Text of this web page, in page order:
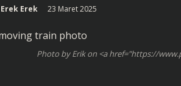
Erek Erek 23 Maret 2025
Photo by Erik on <a href="https://